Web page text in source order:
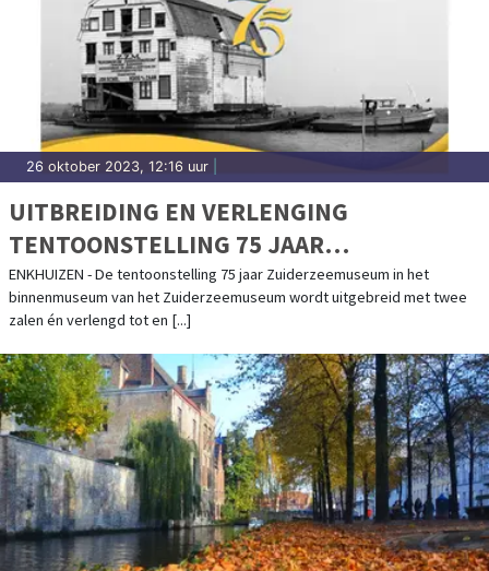
26 oktober 2023, 12:16 uur
UITBREIDING EN VERLENGING
TENTOONSTELLING 75 JAAR
ZUIDERZEEMUSEUM
ENKHUIZEN - De tentoonstelling 75 jaar Zuiderzeemuseum in het
binnenmuseum van het Zuiderzeemuseum wordt uitgebreid met twee
zalen én verlengd tot en [...]